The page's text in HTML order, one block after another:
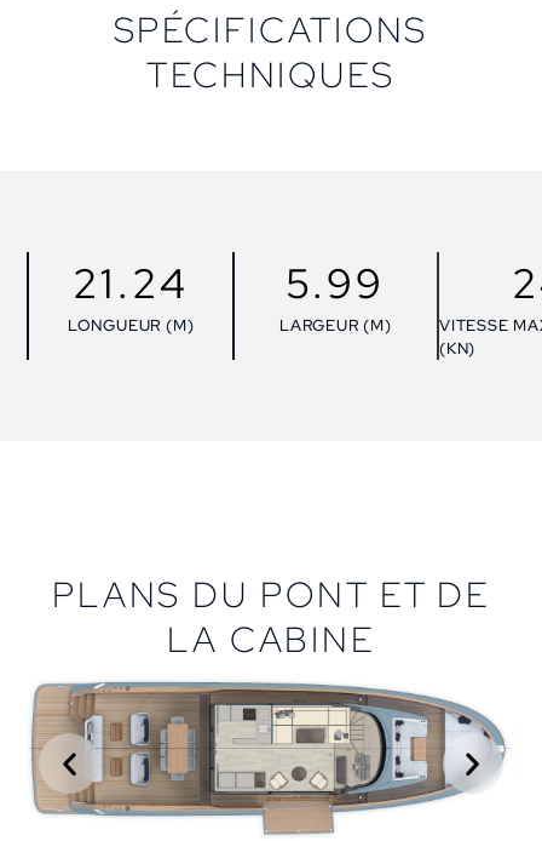
SPÉCIFICATIONS
TECHNIQUES
LONGUEUR (M)
21.24
LARGEUR (M)
5.99
VITESSE
(KN)
PLANS DU PONT ET DE
LA CABINE